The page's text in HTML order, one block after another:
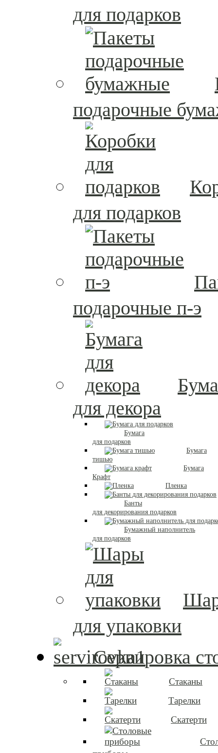
для подарков
подарочные
для подарков
подарочные п-э
для декора
Бумага
для подарков
Бумага
тишью
Бумага
Крафт
Пленка
Банты
для декорирования подарков
Бумажный наполнитель
для подарков
для упаковки
Сервировка
Стаканы
Тарелки
Скатерти